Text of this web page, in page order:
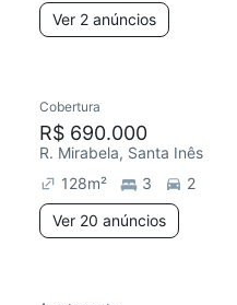
Ver 2 anúncios
Cobertura
R$ 690.000
R. Mirabela, Santa Inês
128m² 3
2
Ver 20 anúncios